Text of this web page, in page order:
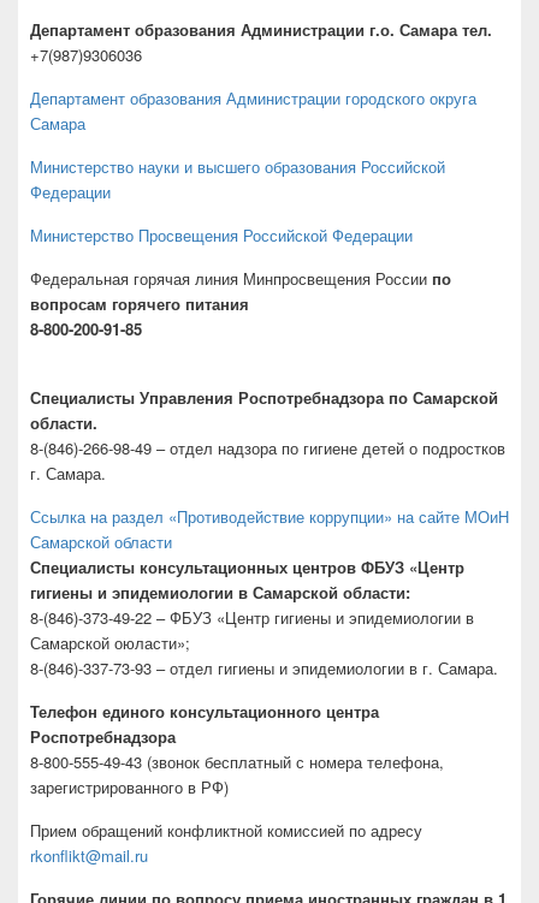
Департамент образования Администрации г.о. Самара тел.
+7(987)9306036
Департамент образования Администрации городского округа
Самара
Министерство науки и высшего образования Российской
Федерации
Министерство Просвещения Российской Федерации
Федеральная горячая линия Минпросвещения России по
вопросам горячего питания
8-800-200-91-85
Специалисты Управления Роспотребнадзора по Самарской
области.
8-(846)-266-98-49 – отдел надзора по гигиене детей о подростков
г. Самара.
Ссылка на раздел «Противодействие коррупции» на сайте МОиН
Самарской области
Специалисты консультационных центров ФБУЗ «Центр
гигиены и эпидемиологии в Самарской области:
8-(846)-373-49-22 – ФБУЗ «Центр гигиены и эпидемиологии в
Самарской оюласти»;
8-(846)-337-73-93 – отдел гигиены и эпидемиологии в г. Самара.
Телефон единого консультационного центра
Роспотребнадзора
8-800-555-49-43 (звонок бесплатный с номера телефона,
зарегистрированного в РФ)
Прием обращений конфликтной комиссией по адресу
rkonflikt@mail.ru